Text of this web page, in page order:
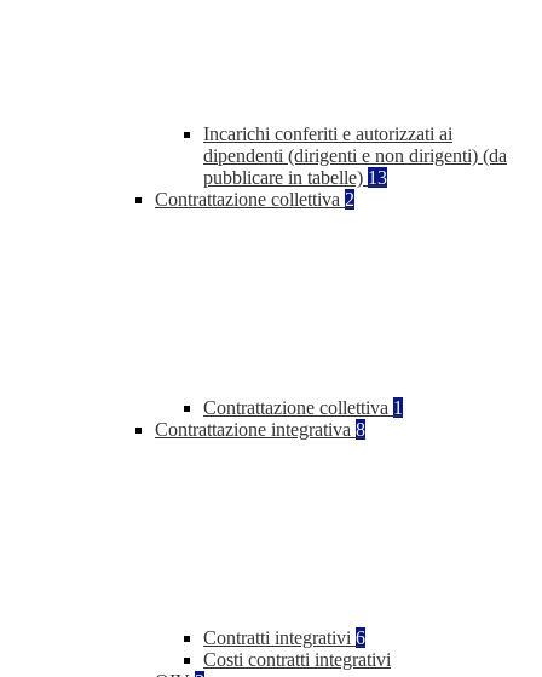
Incarichi conferiti e autorizzati ai
dipendenti (dirigenti e non dirigenti) (da
pubblicare in tabelle) 13
Contrattazione collettiva 2
Contrattazione collettiva 1
Contrattazione integrativa 8
Contratti integrativi 6
Costi contratti integrativi